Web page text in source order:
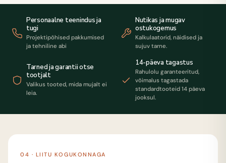
Personaalne teenindus ja
tugi
Projektipõhised pakkumised
ja tehniline abi
Nutikas ja mugav
ostukogemus
Kalkulaatorid, näidised ja
sujuv tarne.
Tarned ja garantii otse
tootjalt
Valikus tooted, mida mujalt ei
leia.
14-päeva tagastus
Rahulolu garanteeritud,
võimalus tagastada
standardtooteid 14 päeva
jooksul.
04 · LIITU KOGUKONNAGA